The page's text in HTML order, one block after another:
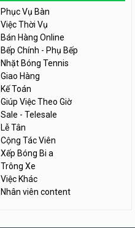
Phục Vụ Bàn
Việc Thời Vụ
Bán Hàng Online
Bếp Chính - Phụ Bếp
Nhặt Bóng Tennis
Giao Hàng
Kế Toán
Giúp Việc Theo Giờ
Sale - Telesale
Lễ Tân
Cộng Tác Viên
Xếp Bóng Bi a
Trông Xe
Việc Khác
Nhân viên content